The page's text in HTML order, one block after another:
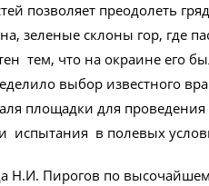
позволяет преодолеть
зеленые склоны гор, где
тем, что на окраине его
выбор известного
площадки для
испытания в полевых
Н.И. Пирогов по